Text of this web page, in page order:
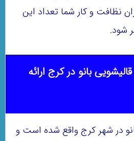
نظافت و کار شما تعداد این
شود.
بانو در کرج ارائه
در شهر کرج واقع شده است و